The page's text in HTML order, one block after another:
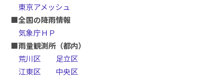
東京アメッシュ
■全国の降雨情報
気象庁ＨＰ
■雨量観測所（都内）
荒川区
足立区
江東区
中央区